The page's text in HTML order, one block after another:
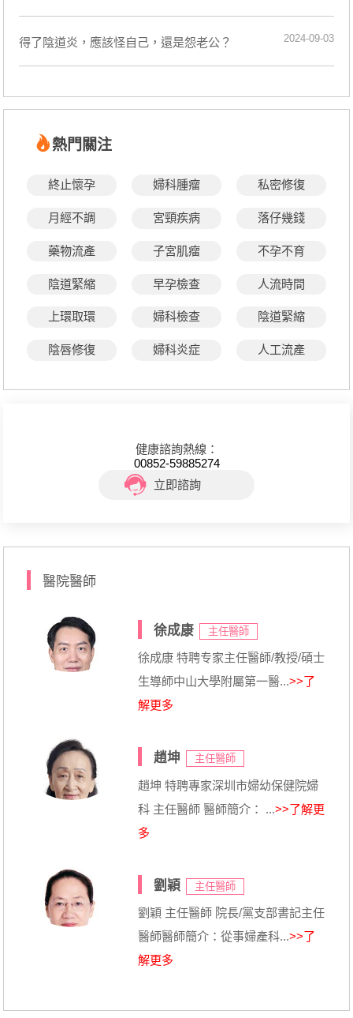
得了陰道炎，應該怪自己，還是怨老公？ 2024-09-03
熱門關注
終止懷孕 婦科腫瘤 私密修復
月經不調 宮頸疾病 落仔幾錢
藥物流產 子宮肌瘤 不孕不育
陰道緊縮 早孕檢查 人流時間
上環取環 婦科檢查 陰道緊縮
陰唇修復 婦科炎症 人工流產
健康諮詢熱線：
00852-59885274
立即諮詢
醫院醫師
徐成康 主任醫師
徐成康 特聘专家主任醫師/教授/碩士
生導師中山大學附屬第一醫...>>了
解更多
趙坤 主任醫師
趙坤 特聘專家深圳市婦幼保健院婦
科 主任醫師 醫師簡介： ...>>了解更
多
劉穎 主任醫師
劉穎 主任醫師 院長/黨支部書記主任
醫師醫師簡介：從事婦產科...>>了
解更多